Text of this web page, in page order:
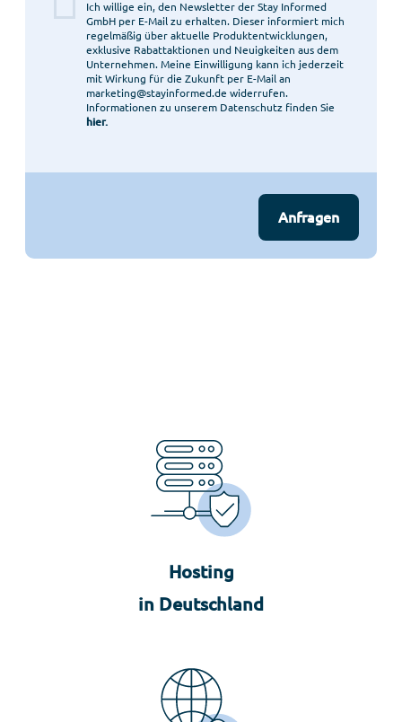
Ich willige ein, den Newsletter der Stay Informed
GmbH per E-Mail zu erhalten. Dieser informiert mich
regelmäßig über aktuelle Produktentwicklungen,
exklusive Rabattaktionen und Neuigkeiten aus dem
Unternehmen. Meine Einwilligung kann ich jederzeit
mit Wirkung für die Zukunft per E-Mail an
marketing@stayinformed.de widerrufen.
Informationen zu unserem Datenschutz finden Sie
hier.
Hosting
in Deutschland